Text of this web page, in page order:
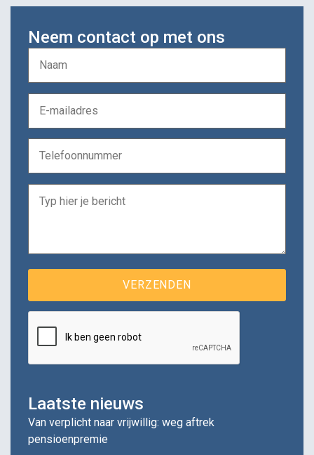
Neem contact op met ons
Laatste nieuws
Van verplicht naar vrijwillig: weg aftrek
pensioenpremie